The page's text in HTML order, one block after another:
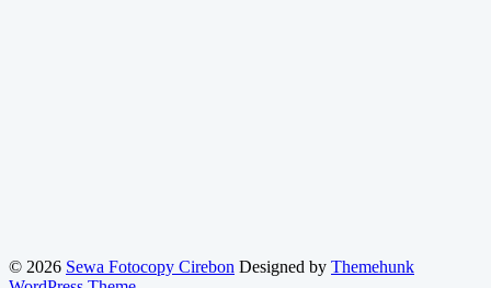
© 2026 Sewa Fotocopy Cirebon Designed by Themehunk